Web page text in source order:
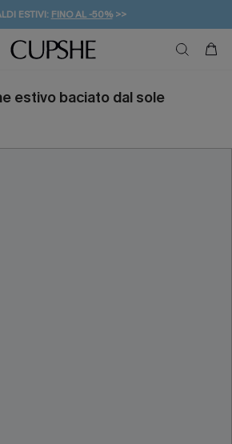
ESTIVI: FINO AL -50%>>
GRATUITA DA 49€
PER I NUOVI: 20% DI SCONTO*
estivo baciato dal sole